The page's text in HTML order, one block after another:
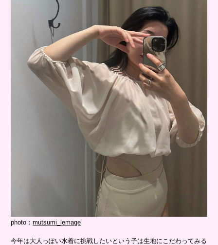
photo：mutsumi_lemage
今年は大人っぽい水着に挑戦したいという子は生地にこだわってみる